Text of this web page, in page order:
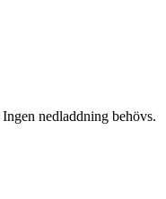
nedladdning behövs.